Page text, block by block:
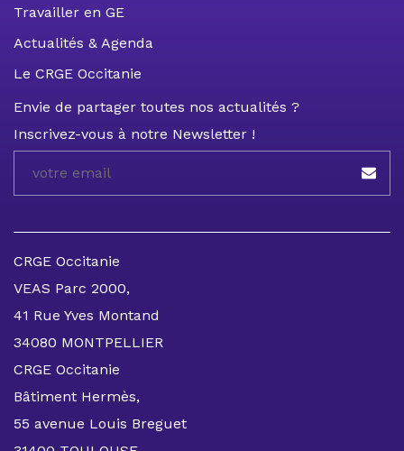
Travailler en GE
Actualités & Agenda
Le CRGE Occitanie
Envie de partager toutes nos actualités ?
Inscrivez-vous à notre Newsletter !
CRGE Occitanie
VEAS Parc 2000,
41 Rue Yves Montand
34080 MONTPELLIER
CRGE Occitanie
Bâtiment Hermès,
55 avenue Louis Breguet